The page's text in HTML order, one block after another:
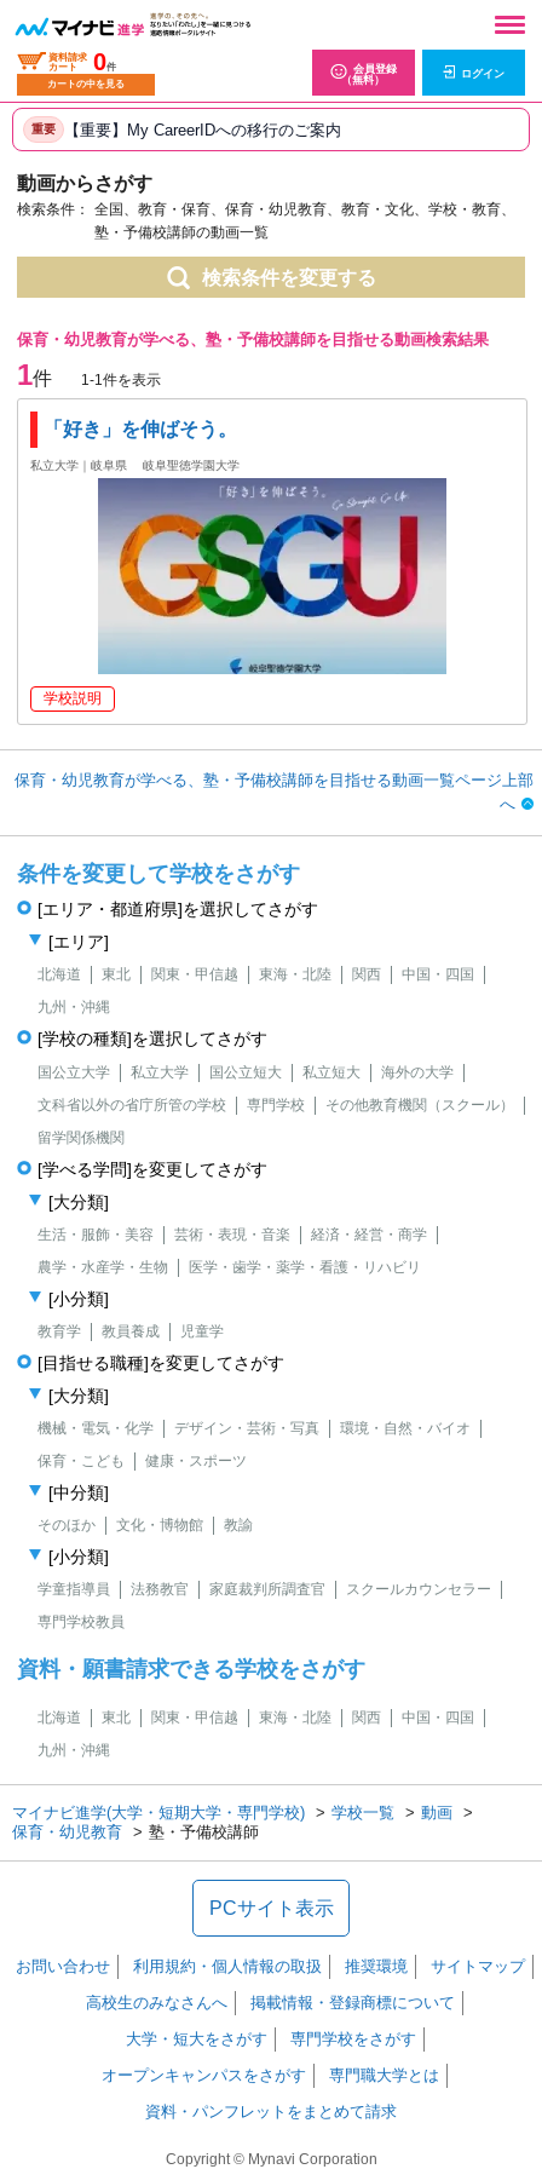
資料請求
カート
0件
カートの中を見る
会員登録
（無料）
ログイン
重要 【重要】My CareerIDへの移行のご案内
動画からさがす
検索条件：
全国、教育・保育、保育・幼児教育、教育・文化、学校・教育、
塾・予備校講師の動画一覧
検索条件を変更する
保育・幼児教育が学べる、塾・予備校講師を目指せる動画検索結果
1件 1-1件を表示
「好き」を伸ばそう。
私立大学｜岐阜県 岐阜聖徳学園大学
学校説明
保育・幼児教育が学べる、塾・予備校講師を目指せる動画一覧ページ上部
へ
条件を変更して学校をさがす
[エリア・都道府県]を選択してさがす
[エリア]
北海道 東北 関東・甲信越 東海・北陸 関西
中国・四国
九州・沖縄
[学校の種類]を選択してさがす
国公立大学 私立大学 国公立短大 私立短大
海外の大学
文科省以外の省庁所管の学校
専門学校
その他教育機関（スクール）
留学関係機関
[学べる学問]を変更してさがす
[大分類]
生活・服飾・美容 芸術・表現・音楽
経済・経営・商学
農学・水産学・生物
医学・歯学・薬学・看護・リハビリ
[小分類]
教育学 教員養成 児童学
[目指せる職種]を変更してさがす
[大分類]
機械・電気・化学 デザイン・芸術・写真
環境・自然・バイオ
保育・こども
健康・スポーツ
[中分類]
そのほか 文化・博物館 教諭
[小分類]
学童指導員 法務教官 家庭裁判所調査官
スクールカウンセラー
専門学校教員
資料・願書請求できる学校をさがす
北海道 東北 関東・甲信越 東海・北陸 関西
中国・四国
九州・沖縄
マイナビ進学(大学・短期大学・専門学校) 学校一覧
動画
保育・幼児教育
塾・予備校講師
PCサイト表示
お問い合わせ 利用規約・個人情報の取扱 推奨環境
サイトマップ
高校生のみなさんへ
掲載情報・登録商標について
大学・短大をさがす
専門学校をさがす
オープンキャンパスをさがす
専門職大学とは
資料・パンフレットをまとめて請求
Copyright © Mynavi Corporation